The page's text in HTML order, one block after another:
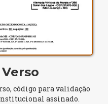
código para validação
assinado.